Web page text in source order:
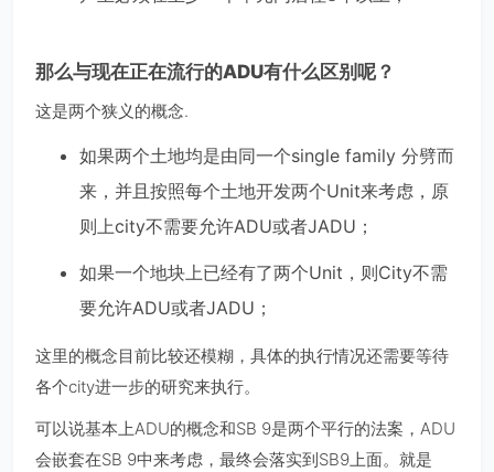
那么与现在正在流行的ADU有什么区别呢？
这是两个狭义的概念.
如果两个土地均是由同一个single family 分劈而
来，并且按照每个土地开发两个Unit来考虑，原
则上city不需要允许ADU或者JADU；
如果一个地块上已经有了两个Unit，则City不需
要允许ADU或者JADU；
这里的概念目前比较还模糊，具体的执行情况还需要等待
各个city进一步的研究来执行。
可以说基本上ADU的概念和SB 9是两个平行的法案，ADU
会嵌套在SB 9中来考虑，最终会落实到SB9上面。就是